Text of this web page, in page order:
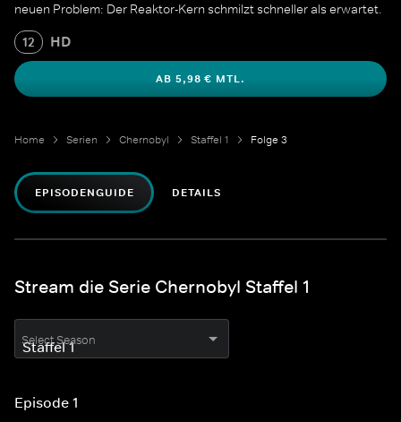
neuen Problem: Der Reaktor-Kern schmilzt schneller als erwartet.
12 HD
AB 5,98 € MTL.
Home Serien Chernobyl Staffel 1 Folge 3
EPISODENGUIDE DETAILS
Stream die Serie Chernobyl Staffel 1
Select Season
Episode 1